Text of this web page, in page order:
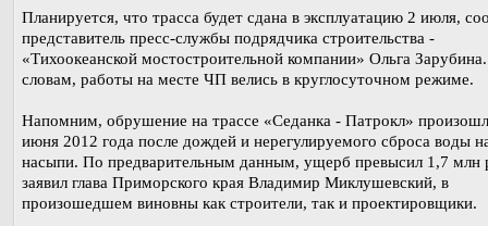
Планируется, что трасса будет сдана в эксплуатацию 2 июля,
представитель пресс-службы подрядчика строительства -
«Тихоокеанской мостостроительной компании» Ольга
словам, работы на месте ЧП велись в круглосуточном режиме.
Напомним, обрушение на трассе «Седанка - Патрокл»
июня 2012 года после дождей и нерегулируемого сброса воды
насыпи. По предварительным данным, ущерб превысил 1,7 млн
заявил глава Приморского края Владимир Миклушевский, в
произошедшем виновны как строители, так и проектировщики.